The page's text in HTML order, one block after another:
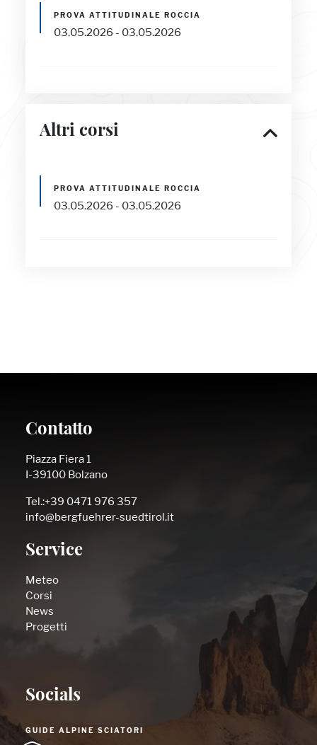
PROVA ATTITUDINALE ROCCIA
03.05.2026 - 03.05.2026
Altri corsi
PROVA ATTITUDINALE ROCCIA
03.05.2026 - 03.05.2026
Contatto
Piazza Fiera 1
I-39100 Bolzano
Tel.:+39 0471 976 357
info@bergfuehrer-suedtirol.it
Service
Meteo
Corsi
News
Progetti
Socials
GUIDE ALPINE SCIATORI